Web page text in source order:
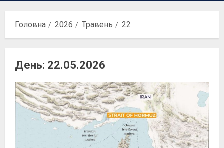
Головна 2026 Травень 22
День: 22.05.2026